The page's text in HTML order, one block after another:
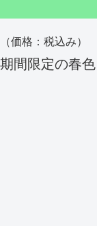
（価格：税込み）
期間限定の春